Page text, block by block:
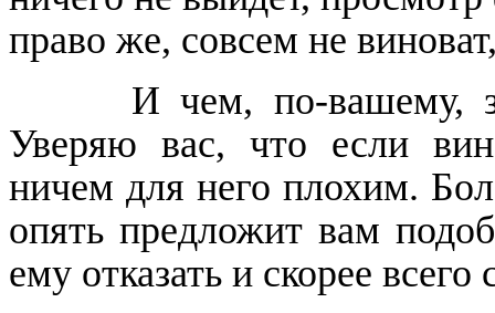
право же, совсем не
И чем, по-вашему,
Уверяю вас, что если
ничем для него плохим.
опять предложит вам
ему отказать и скорее всего